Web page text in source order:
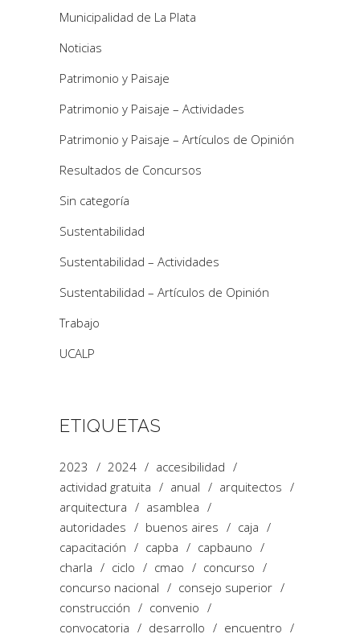
Municipalidad de La Plata
Noticias
Patrimonio y Paisaje
Patrimonio y Paisaje – Actividades
Patrimonio y Paisaje – Artículos de Opinión
Resultados de Concursos
Sin categoría
Sustentabilidad
Sustentabilidad – Actividades
Sustentabilidad – Artículos de Opinión
Trabajo
UCALP
ETIQUETAS
2023 2024
accesibilidad
actividad gratuita
anual
arquitectos
arquitectura
asamblea
autoridades
buenos aires
caja
capacitación
capba
capbauno
charla
ciclo cmao
concurso
concurso nacional
consejo superior
construcción
convenio
convocatoria
desarrollo
encuentro